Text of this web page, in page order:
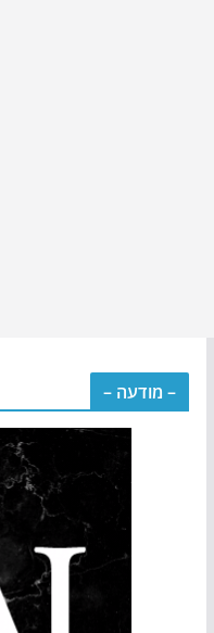
– מודעה –